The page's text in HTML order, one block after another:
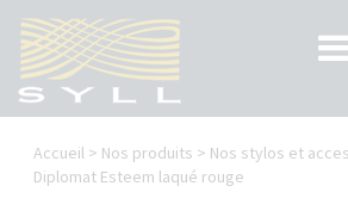
contenu
principal
Vous
êtes
Accueil > Nos produits > Nos stylos et
Diplomat Esteem laqué rouge